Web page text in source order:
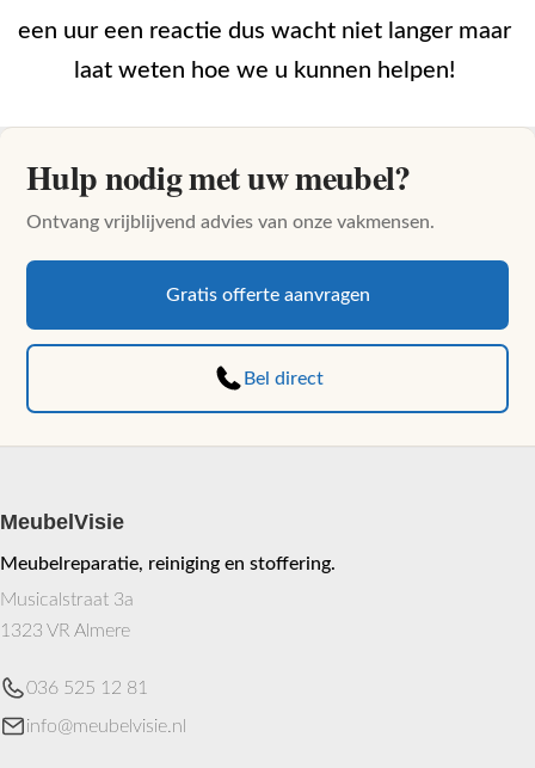
een uur een reactie dus wacht niet langer maar
laat weten hoe we u kunnen helpen!
Hulp nodig met uw meubel?
Ontvang vrijblijvend advies van onze vakmensen.
Gratis offerte aanvragen
Bel direct
MeubelVisie
Meubelreparatie, reiniging en stoffering.
Musicalstraat 3a
1323 VR Almere
036 525 12 81
info@meubelvisie.nl